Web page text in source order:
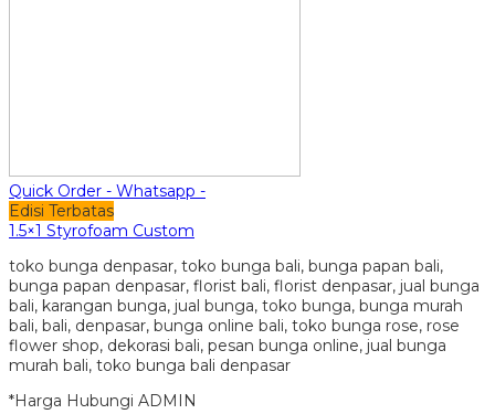
Quick Order - Whatsapp -
Edisi Terbatas
1.5×1 Styrofoam Custom
toko bunga denpasar, toko bunga bali, bunga papan bali,
bunga papan denpasar, florist bali, florist denpasar, jual bunga
bali, karangan bunga, jual bunga, toko bunga, bunga murah
bali, bali, denpasar, bunga online bali, toko bunga rose, rose
flower shop, dekorasi bali, pesan bunga online, jual bunga
murah bali, toko bunga bali denpasar
*Harga Hubungi ADMIN